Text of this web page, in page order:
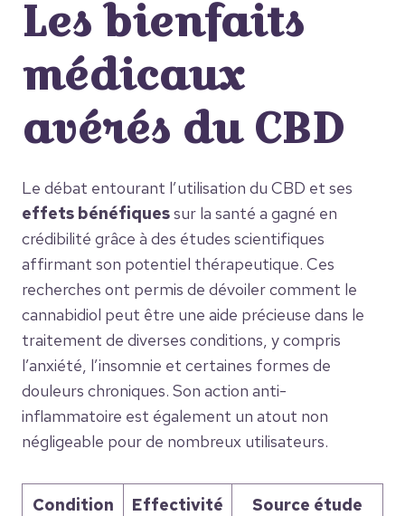
Les bienfaits
médicaux
avérés du CBD
Le débat entourant l’utilisation du CBD et ses
effets bénéfiquessur la santé a gagné en
crédibilité grâce à des études scientifiques
affirmant son potentiel thérapeutique. Ces
recherches ont permis de dévoiler comment le
cannabidiol peut être une aide précieuse dans le
traitement de diverses conditions, y compris
l’anxiété, l’insomnie et certaines formes de
douleurs chroniques. Son action anti-
inflammatoire est également un atout non
négligeable pour de nombreux utilisateurs.
Condition Effectivité Source étude